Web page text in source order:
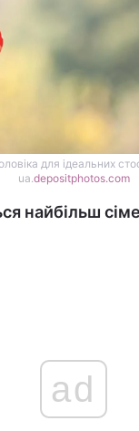
для ідеальних
ua.depositphotos.com
найбільш
ad